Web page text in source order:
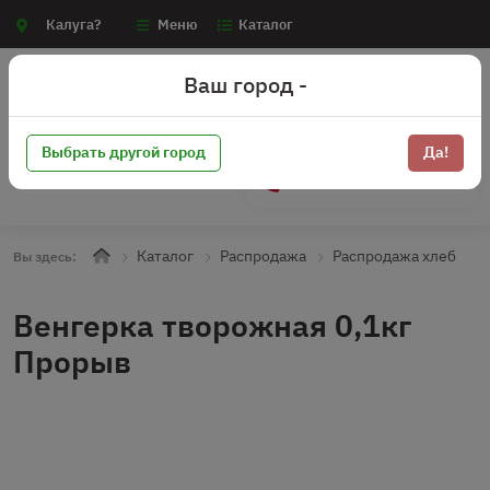
Калуга? Меню Каталог
Вы здесь: Каталог Распродажа Распродажа хлеб
Венгерка творожная 0,1кг
Прорыв
Ваш город -
Выбрать другой город Да!